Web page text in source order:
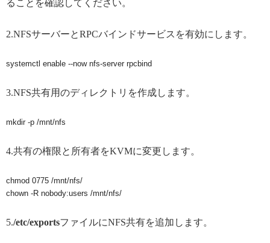
ることを確認してください。
2.NFSサーバーとRPCバインドサービスを有効にします。
systemctl enable --now nfs-server rpcbind
3.NFS共有用のディレクトリを作成します。
mkdir -p /mnt/nfs
4.共有の権限と所有者をKVMに変更します。
chmod 0775 /mnt/nfs/
chown -R nobody:users /mnt/nfs/
5./etc/exportsファイルにNFS共有を追加します。